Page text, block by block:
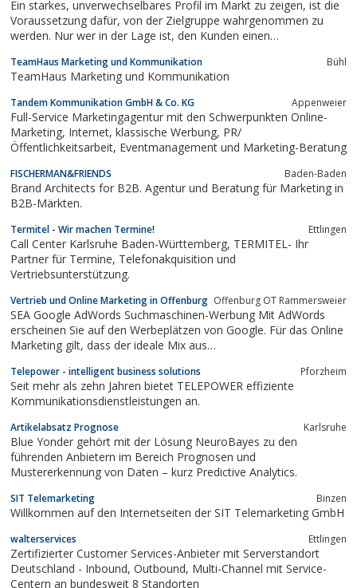
Ein starkes, unverwechselbares Profil im Markt zu zeigen, ist die
Voraussetzung dafür, von der Zielgruppe wahrgenommen zu
werden. Nur wer in der Lage ist, den Kunden einen
im Wettbewerb zu behaupten.Das Marketing Büro® hilft Ihnen
dabei:- die eigenen...
TeamHaus Marketing und Kommunikation Bühl
TeamHaus Marketing und Kommunikation
Tandem Kommunikation GmbH & Co. KG Appenweier
Full-Service Marketingagentur mit den Schwerpunkten Online-
Marketing, Internet, klassische Werbung, PR/
Öffentlichkeitsarbeit, Eventmanagement und Marketing-Beratung
FISCHERMAN&FRIENDS Baden-Baden
Brand Architects for B2B. Agentur und Beratung für Marketing in
B2B-Märkten.
Termitel - Wir machen Termine! Ettlingen
Call Center Karlsruhe Baden-Württemberg, TERMITEL- Ihr
Partner für Termine, Telefonakquisition und
Vertriebsunterstützung.
Vertrieb und Online Marketing in Offenburg Offenburg OT Rammersweier
SEA Google AdWords Suchmaschinen-Werbung Mit AdWords
erscheinen Sie auf den Werbeplätzen von Google. Für das Online
Marketing gilt, dass der ideale Mix aus
Website zum Erfolg führen wird.
Telepower - intelligent business solutions Pforzheim
Seit mehr als zehn Jahren bietet TELEPOWER effiziente
Kommunikationsdienstleistungen an.
Artikelabsatz Prognose Karlsruhe
Blue Yonder gehört mit der Lösung NeuroBayes zu den
führenden Anbietern im Bereich Prognosen und
Mustererkennung von Daten – kurz Predictive Analytics.
SIT Telemarketing Binzen
Willkommen auf den Internetseiten der SIT Telemarketing GmbH
walterservices Ettlingen
Zertifizierter Customer Services-Anbieter mit Serverstandort
Deutschland - Inbound, Outbound, Multi-Channel mit Service-
Centern an bundesweit 8 Standorten